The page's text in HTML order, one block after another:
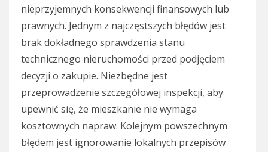
nieprzyjemnych konsekwencji finansowych lub
prawnych. Jednym z najczęstszych błędów jest
brak dokładnego sprawdzenia stanu
technicznego nieruchomości przed podjęciem
decyzji o zakupie. Niezbędne jest
przeprowadzenie szczegółowej inspekcji, aby
upewnić się, że mieszkanie nie wymaga
kosztownych napraw. Kolejnym powszechnym
błędem jest ignorowanie lokalnych przepisów